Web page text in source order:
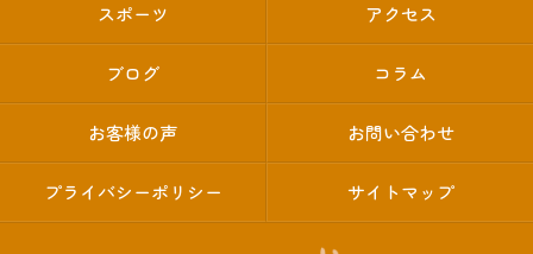
スポーツ アクセス
ブログ コラム
お客様の声 お問い合わせ
プライバシーポリシー サイトマップ